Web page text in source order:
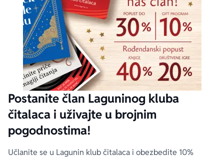
Postanite član Laguninog kluba
čitalaca i uživajte u brojnim
pogodnostima!
Učlanite se u Lagunin klub čitalaca i obezbedite 10%